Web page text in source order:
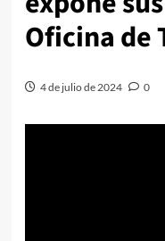
Oficina de
4 de julio de 2024 0